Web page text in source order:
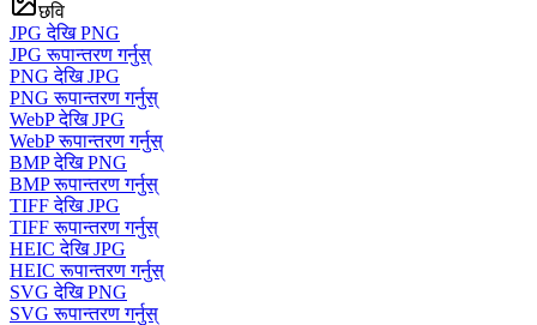
छवि
JPG देखि PNG
JPG रूपान्तरण गर्नुस्
PNG देखि JPG
PNG रूपान्तरण गर्नुस्
WebP देखि JPG
WebP रूपान्तरण गर्नुस्
BMP देखि PNG
BMP रूपान्तरण गर्नुस्
TIFF देखि JPG
TIFF रूपान्तरण गर्नुस्
HEIC देखि JPG
HEIC रूपान्तरण गर्नुस्
SVG देखि PNG
SVG रूपान्तरण गर्नुस्